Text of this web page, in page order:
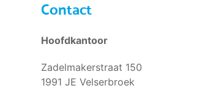
Contact
Hoofdkantoor
Zadelmakerstraat 150
1991 JE Velserbroek